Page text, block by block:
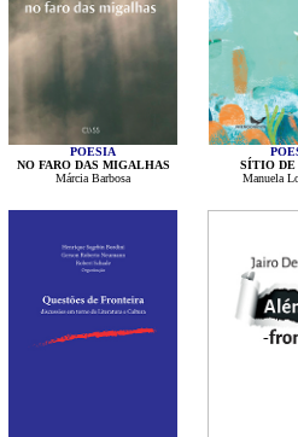
POESIA
NO FARO DAS MIGALHAS
Márcia Barbosa
SÍTIO DE
Manuela